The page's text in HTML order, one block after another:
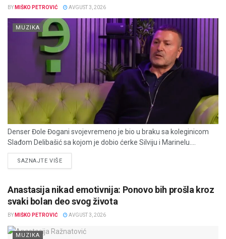
BY MIŠKO PETROVIĆ AVGUST 3, 2026
MUZIKA
Denser Đole Đogani svojevremeno je bio u braku sa koleginicom
Slađom Delibašić sa kojom je dobio ćerke Silviju i Marinelu....
SAZNAJTE VIŠEDETAILS
Anastasija nikad emotivnija: Ponovo bih prošla kroz
svaki bolan deo svog života
BY MIŠKO PETROVIĆ AVGUST 3, 2026
MUZIKA